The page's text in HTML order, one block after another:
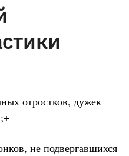
отростков, дужек
не подвергавшихся